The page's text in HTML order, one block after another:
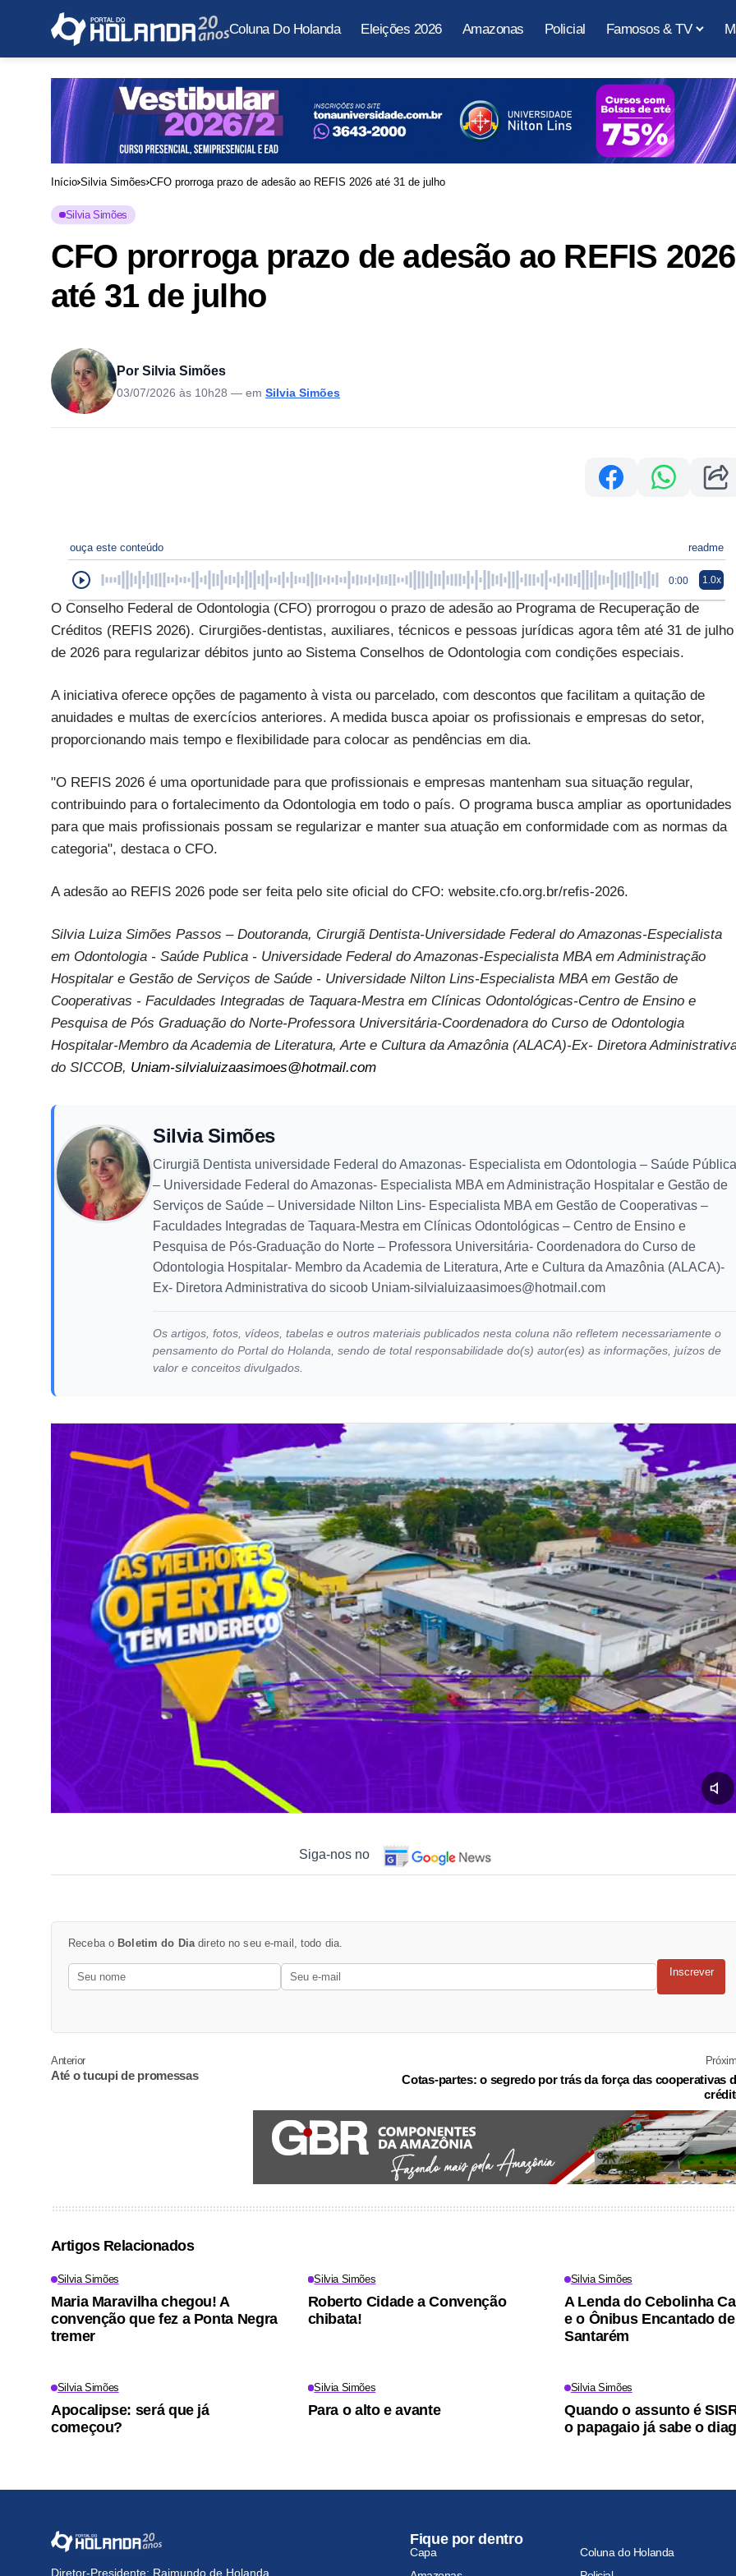
Coluna Do Holanda Eleições 2026 Amazonas Policial Famosos & TV
Início Silvia Simões CFO prorroga prazo de adesão ao REFIS 2026 até 31 de julho
Silvia Simões
CFO prorroga prazo de adesão ao REFIS 2026
até 31 de julho
Por Silvia Simões
03/07/2026 às 10h28 — em Silvia Simões
ouça este conteúdo readme
0:00 1.0x
O Conselho Federal de Odontologia (CFO) prorrogou o prazo de adesão ao Programa de Recuperação de
Créditos (REFIS 2026). Cirurgiões-dentistas, auxiliares, técnicos e pessoas jurídicas agora têm até 31 de julho
de 2026 para regularizar débitos junto ao Sistema Conselhos de Odontologia com condições especiais.
A iniciativa oferece opções de pagamento à vista ou parcelado, com descontos que facilitam a quitação de
anuidades e multas de exercícios anteriores. A medida busca apoiar os profissionais e empresas do setor,
proporcionando mais tempo e flexibilidade para colocar as pendências em dia.
"O REFIS 2026 é uma oportunidade para que profissionais e empresas mantenham sua situação regular,
contribuindo para o fortalecimento da Odontologia em todo o país. O programa busca ampliar as oportunidades
para que mais profissionais possam se regularizar e manter sua atuação em conformidade com as normas da
categoria", destaca o CFO.
A adesão ao REFIS 2026 pode ser feita pelo site oficial do CFO: website.cfo.org.br/refis-2026.
Silvia Luiza Simões Passos – Doutoranda, Cirurgiã Dentista-Universidade Federal do Amazonas-Especialista
em Odontologia - Saúde Publica - Universidade Federal do Amazonas-Especialista MBA em Administração
Hospitalar e Gestão de Serviços de Saúde - Universidade Nilton Lins-Especialista MBA em Gestão de
Cooperativas - Faculdades Integradas de Taquara-Mestra em Clínicas Odontológicas-Centro de Ensino e
Pesquisa de Pós Graduação do Norte-Professora Universitária-Coordenadora do Curso de Odontologia
Hospitalar-Membro da Academia de Literatura, Arte e Cultura da Amazônia (ALACA)-Ex- Diretora
do SICCOB, Uniam-silvialuizaasimoes@hotmail.com
Silvia Simões
Cirurgiã Dentista universidade Federal do Amazonas- Especialista em Odontologia – Saúde Pública
– Universidade Federal do Amazonas- Especialista MBA em Administração Hospitalar e Gestão de
Serviços de Saúde – Universidade Nilton Lins- Especialista MBA em Gestão de Cooperativas –
Faculdades Integradas de Taquara-Mestra em Clínicas Odontológicas – Centro de Ensino e
Pesquisa de Pós-Graduação do Norte – Professora Universitária- Coordenadora do Curso de
Odontologia Hospitalar- Membro da Academia de Literatura, Arte e Cultura da Amazônia (ALACA)-
Ex- Diretora Administrativa do sicoob Uniam-silvialuizaasimoes@hotmail.com
Os artigos, fotos, vídeos, tabelas e outros materiais publicados nesta coluna não refletem necessariamente o
pensamento do Portal do Holanda, sendo de total responsabilidade do(s) autor(es) as informações, juízos de
valor e conceitos divulgados.
Siga-nos no
Receba o Boletim do Diadireto no seu e-mail, todo dia.
Inscrever
Anterior
Até o tucupi de promessas
Cotas-partes: o segredo por trás da força das cooperativas
Artigos Relacionados
Silvia Simões
Maria Maravilha chegou! A
convenção que fez a Ponta Negra
tremer
Silvia Simões
Roberto Cidade a Convenção
chibata!
Silvia Simões
A Lenda do Cebolinha
e o Ônibus Encantado de
Santarém
Silvia Simões
Apocalipse: será que já
começou?
Silvia Simões
Para o alto e avante
Silvia Simões
Quando o assunto é
o papagaio já sabe o
Diretor-Presidente: Raimundo de Holanda
Fique por dentro
Capa
Coluna do Holanda